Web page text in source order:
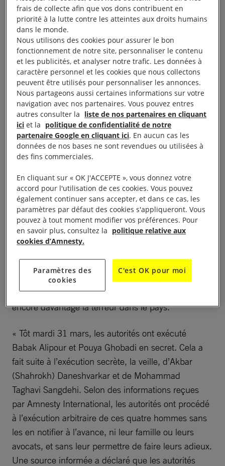
opposants connaissent le même sort, Sara Hashash,
directrice adjointe du programme régional Moyen-
Orient et Afrique du Nord à Amnesty International, a
déclaré :
« Les autorités iraniennes doivent immédiatement
renoncer à leurs éventuels projets consistant à
exécuter les opposants Vahid Bani Amerian et
Abolhassan Montazer, et les manifestants
Mohammad Amin Biglari, Ali Fahim, Abolfazl Salehi
Siavashani, Amirhossein Hatami et Shahin
Ghezel Hesar, dans la province d’Alborz.
« Il est inadmissible qu’à l’heure où la population se
trouve sous le choc du conflit et d’un deuil de
masse, avec en toile de fond les bombardements
continuent à recourir à la peine de mort afin
d’éradiquer les voix dissidentes et de répandre
encore davantage la terreur dans le pays.
« Tôt mardi 31 mars, les autorités ont exécuté
Babak Alipour et Pouya Ghobadi en secret. Cela a
fait suite à l’exécution secrète, la veille, d’Akbar
(Shahrokh) Daneshvarkar et de Mohammad
Taghavi Sangdehi. Selon des informations reçues
par Amnesty International, les autorités ont procédé
à l’exécution arbitraire de ces quatre hommes sans
les en notifier à l’avance, ni leur famille ou leurs
avocats, et sans leur permettre de faire leurs adieux.
Une source informée a déclaré que les autorités
frais de collecte afin que vos dons contribuent en
priorité à la lutte contre les atteintes aux droits humains
dans le monde.
Nous utilisons des cookies pour assurer le bon
fonctionnement de notre site, personnaliser le contenu
et les publicités, et analyser notre trafic. Les données à
caractère personnel et les cookies que nous collectons
peuvent être utilisés pour personnaliser les annonces.
Nous partageons aussi certaines informations sur votre
navigation avec nos partenaires. Vous pouvez entres
autres consulter la liste de nos partenaires en cliquant
ici et la politique de confidentialité de notre
partenaire Google en cliquant ici. En aucun cas les
données de nos bases ne sont revendues ou utilisées à
des fins commerciales.
En cliquant sur « OK J'ACCEPTE », vous donnez votre
accord pour l'utilisation de ces cookies. Vous pouvez
également continuer sans accepter, et dans ce cas, les
paramètres par défaut des cookies s'appliqueront. Vous
pouvez à tout moment modifier vos préférences. Pour
en savoir plus, consultez la politique relative aux
cookies d’Amnesty.
Paramètres des
cookies
C'est OK pour moi